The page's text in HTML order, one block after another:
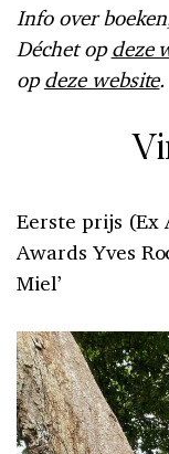
Info over
Déchet opdeze
opdeze website.
Eerste prijs (Ex
Awards Yves
Miel’